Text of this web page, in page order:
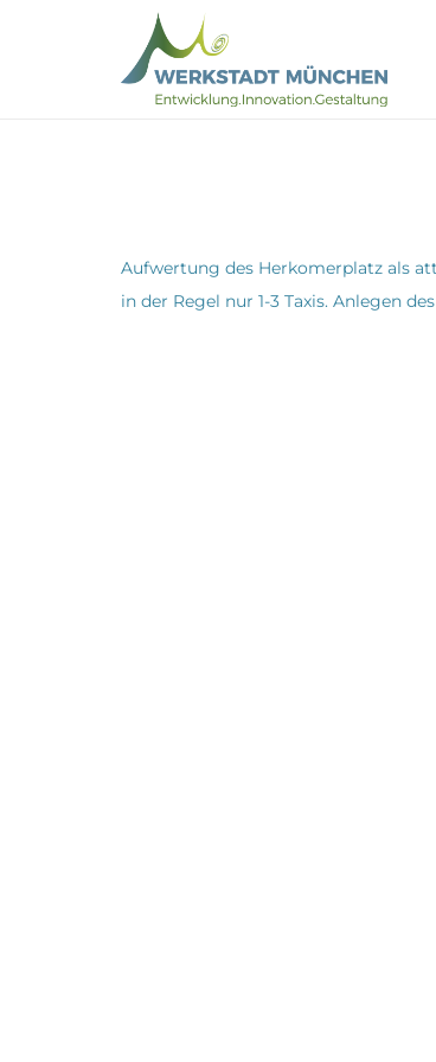
Aufwertung des Herkomerplatz als
in der Regel nur 1-3 Taxis. Anlegen